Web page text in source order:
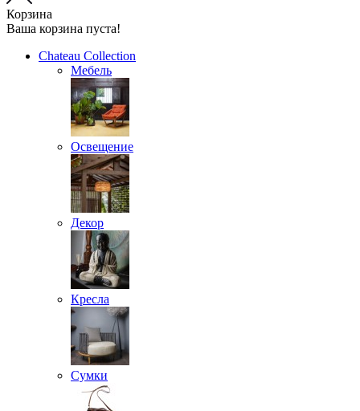
Корзина
Ваша корзина пуста!
Chateau Collection
Мебель
Освещение
Декор
Кресла
Сумки